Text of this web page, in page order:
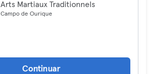
Arts Martiaux Traditionnels
Campo de Ourique
Continuar